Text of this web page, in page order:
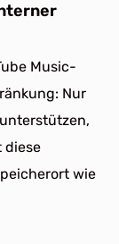
Music-
Nur
diese
wie